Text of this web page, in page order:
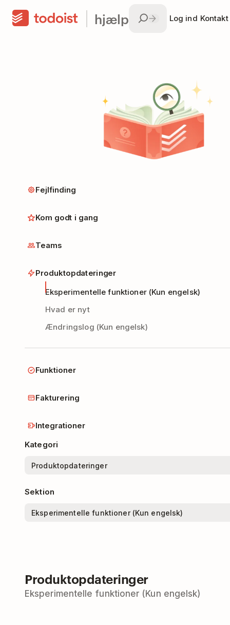
hjælp Log ind
Fejlfinding
Kom godt i gang
Teams
Produktopdateringer
Eksperimentelle funktioner (Kun engelsk)
Hvad er nyt
Ændringslog (Kun engelsk)
Funktioner
Fakturering
Integrationer
Kategori
Sektion
Produktopdateringer
Eksperimentelle funktioner (Kun engelsk)